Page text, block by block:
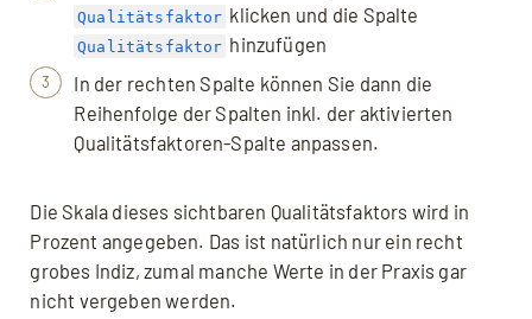
Qualitätsfaktor klicken und die Spalte
Qualitätsfaktor hinzufügen
In der rechten Spalte können Sie dann die
Reihenfolge der Spalten inkl. der aktivierten
Qualitätsfaktoren-Spalte anpassen.
Die Skala dieses sichtbaren Qualitätsfaktors wird in
Prozent angegeben. Das ist natürlich nur ein recht
grobes Indiz, zumal manche Werte in der Praxis gar
nicht vergeben werden.